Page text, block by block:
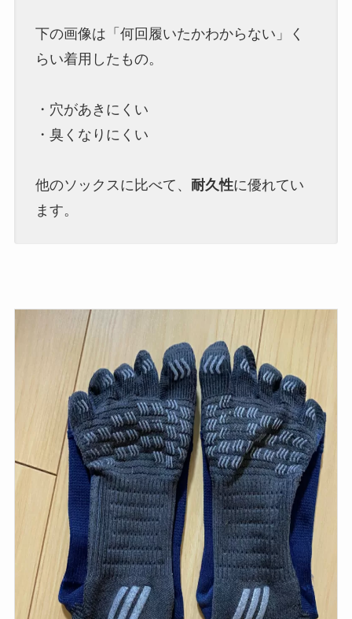
下の画像は「何回履いたかわからない」く
らい着用したもの。
・穴があきにくい
・臭くなりにくい
他のソックスに比べて、 耐久性に優れてい
ます。